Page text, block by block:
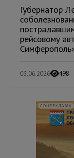
Губернатор
рейсовому
03.06.2026 498
СОЦРЕКЛАМА